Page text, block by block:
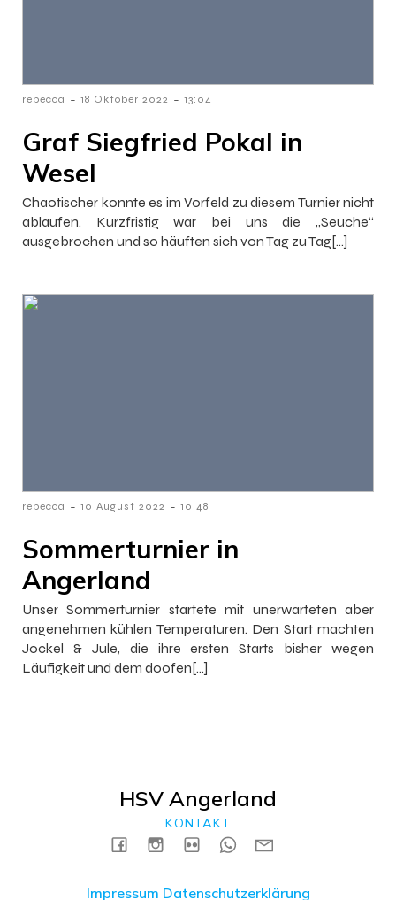
rebecca - 18 Oktober 2022 - 13:04
Graf Siegfried Pokal in
Wesel
Chaotischer konnte es im Vorfeld zu diesem Turnier nicht
ablaufen. Kurzfristig war bei uns die „Seuche“
ausgebrochen und so häuften sich von Tag zu Tag[…]
rebecca - 10 August 2022 - 10:48
Sommerturnier in
Angerland
Unser Sommerturnier startete mit unerwarteten aber
angenehmen kühlen Temperaturen. Den Start machten
Jockel & Jule, die ihre ersten Starts bisher wegen
Läufigkeit und dem doofen[…]
HSV Angerland
KONTAKT
Impressum Datenschutzerklärung